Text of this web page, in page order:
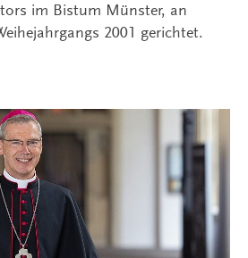
im Bistum Münster, an
2001 gerichtet.